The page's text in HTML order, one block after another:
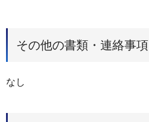
その他の書類・連絡事項
なし